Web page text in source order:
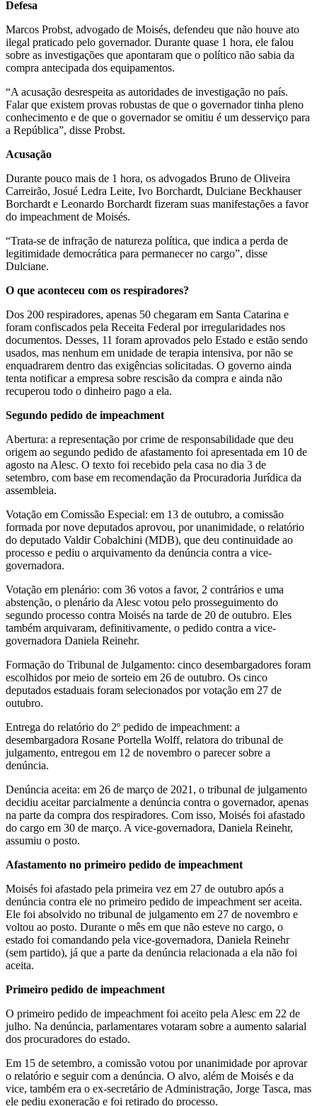
Defesa
Marcos Probst, advogado de Moisés, defendeu que não houve ato
ilegal praticado pelo governador. Durante quase 1 hora, ele falou
sobre as investigações que apontaram que o político não sabia da
compra antecipada dos equipamentos.
“A acusação desrespeita as autoridades de investigação no país.
Falar que existem provas robustas de que o governador tinha pleno
conhecimento e de que o governador se omitiu é um desserviço para
a República”, disse Probst.
Acusação
Durante pouco mais de 1 hora, os advogados Bruno de Oliveira
Carreirão, Josué Ledra Leite, Ivo Borchardt, Dulciane Beckhauser
Borchardt e Leonardo Borchardt fizeram suas manifestações a favor
do impeachment de Moisés.
“Trata-se de infração de natureza política, que indica a perda de
legitimidade democrática para permanecer no cargo”, disse
Dulciane.
O que aconteceu com os respiradores?
Dos 200 respiradores, apenas 50 chegaram em Santa Catarina e
foram confiscados pela Receita Federal por irregularidades nos
documentos. Desses, 11 foram aprovados pelo Estado e estão sendo
usados, mas nenhum em unidade de terapia intensiva, por não se
enquadrarem dentro das exigências solicitadas. O governo ainda
tenta notificar a empresa sobre rescisão da compra e ainda não
recuperou todo o dinheiro pago a ela.
Segundo pedido de impeachment
Abertura: a representação por crime de responsabilidade que deu
origem ao segundo pedido de afastamento foi apresentada em 10 de
agosto na Alesc. O texto foi recebido pela casa no dia 3 de
setembro, com base em recomendação da Procuradoria Jurídica da
assembleia.
Votação em Comissão Especial: em 13 de outubro, a comissão
formada por nove deputados aprovou, por unanimidade, o relatório
do deputado Valdir Cobalchini (MDB), que deu continuidade ao
processo e pediu o arquivamento da denúncia contra a vice-
governadora.
Votação em plenário: com 36 votos a favor, 2 contrários e uma
abstenção, o plenário da Alesc votou pelo prosseguimento do
segundo processo contra Moisés na tarde de 20 de outubro. Eles
também arquivaram, definitivamente, o pedido contra a vice-
governadora Daniela Reinehr.
Formação do Tribunal de Julgamento: cinco desembargadores foram
escolhidos por meio de sorteio em 26 de outubro. Os cinco
deputados estaduais foram selecionados por votação em 27 de
outubro.
Entrega do relatório do 2º pedido de impeachment: a
desembargadora Rosane Portella Wolff, relatora do tribunal de
julgamento, entregou em 12 de novembro o parecer sobre a
denúncia.
Denúncia aceita: em 26 de março de 2021, o tribunal de julgamento
decidiu aceitar parcialmente a denúncia contra o governador, apenas
na parte da compra dos respiradores. Com isso, Moisés foi afastado
do cargo em 30 de março. A vice-governadora, Daniela Reinehr,
assumiu o posto.
Afastamento no primeiro pedido de impeachment
Moisés foi afastado pela primeira vez em 27 de outubro após a
denúncia contra ele no primeiro pedido de impeachment ser aceita.
Ele foi absolvido no tribunal de julgamento em 27 de novembro e
voltou ao posto. Durante o mês em que não esteve no cargo, o
estado foi comandando pela vice-governadora, Daniela Reinehr
(sem partido), já que a parte da denúncia relacionada a ela não foi
aceita.
Primeiro pedido de impeachment
O primeiro pedido de impeachment foi aceito pela Alesc em 22 de
julho. Na denúncia, parlamentares votaram sobre a aumento salarial
dos procuradores do estado.
Em 15 de setembro, a comissão votou por unanimidade por aprovar
o relatório e seguir com a denúncia. O alvo, além de Moisés e da
vice, também era o ex-secretário de Administração, Jorge Tasca, mas
ele pediu exoneração e foi retirado do processo.